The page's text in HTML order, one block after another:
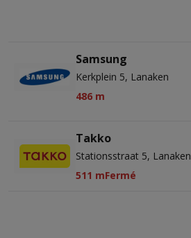
Samsung
Kerkplein 5, Lanaken
486 m
Takko
Stationsstraat 5, Lanaken
511 mFermé